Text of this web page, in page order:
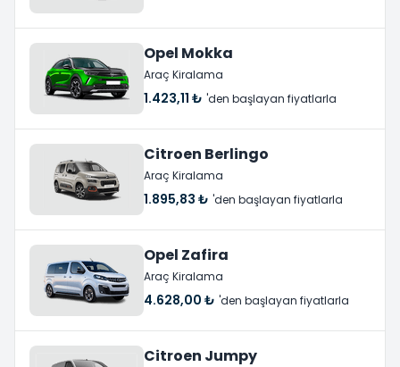
Opel Mokka
Araç Kiralama
1.423,11 ₺ 'den başlayan fiyatlarla
Citroen Berlingo
Araç Kiralama
1.895,83 ₺ 'den başlayan fiyatlarla
Opel Zafira
Araç Kiralama
4.628,00 ₺ 'den başlayan fiyatlarla
Citroen Jumpy